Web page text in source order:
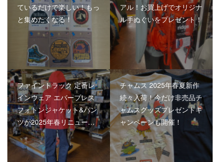
ているだけで楽しい！もっ
と集めたくなる！
アル！お買上げでオリジナ
ル手ぬぐいをプレゼント！
ファイントラック 定番レ
インウェア エバーブレス
フォトンジャケット&パン
ツが2025年春リニュー…
チャムス 2025年春夏新作
続々入荷！今だけ非売品チ
ャムスグッズプレゼントキ
ャンペーンも開催！